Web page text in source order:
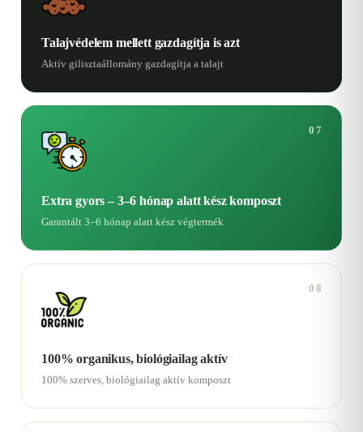
Talajvédelem mellett gazdagítja is azt
Aktív gilisztaállomány gazdagítja a talajt
07
Extra gyors – 3–6 hónap alatt kész komposzt
Garantált 3–6 hónap alatt kész végtermék
08
100% organikus, biológiailag aktív
100% szerves, biológiailag aktív komposzt